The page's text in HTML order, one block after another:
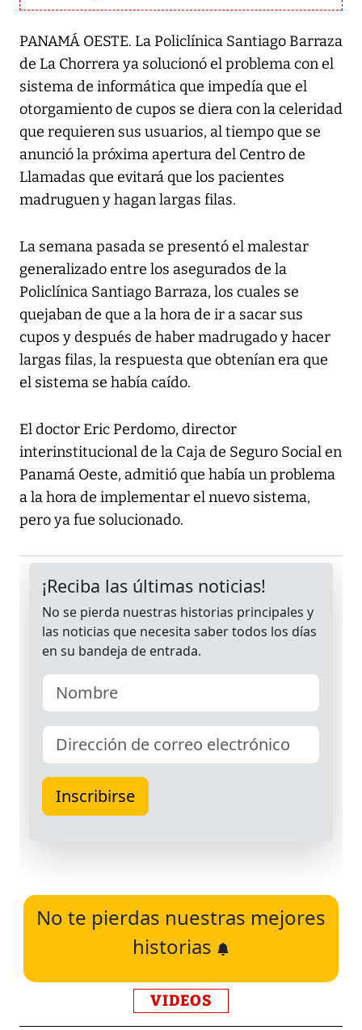
PANAMÁ OESTE. La Policlínica Santiago Barraza
de La Chorrera ya solucionó el problema con el
sistema de informática que impedía que el
otorgamiento de cupos se diera con la celeridad
que requieren sus usuarios, al tiempo que se
anunció la próxima apertura del Centro de
Llamadas que evitará que los pacientes
madruguen y hagan largas filas.
La semana pasada se presentó el malestar
generalizado entre los asegurados de la
Policlínica Santiago Barraza, los cuales se
quejaban de que a la hora de ir a sacar sus
cupos y después de haber madrugado y hacer
largas filas, la respuesta que obtenían era que
el sistema se había caído.
El doctor Eric Perdomo, director
interinstitucional de la Caja de Seguro Social en
Panamá Oeste, admitió que había un problema
a la hora de implementar el nuevo sistema,
pero ya fue solucionado.
No te pierdas nuestras mejores
historias
VIDEOS